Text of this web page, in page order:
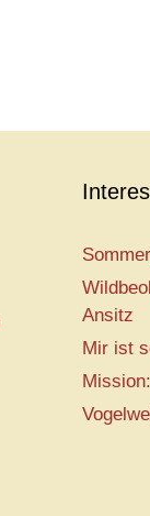
Ansitz
Mir ist